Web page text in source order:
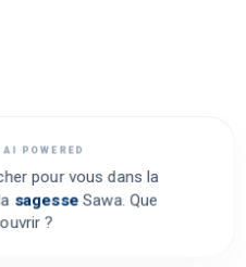
POWERED
pour vous dans la
sagesse Sawa. Que
?